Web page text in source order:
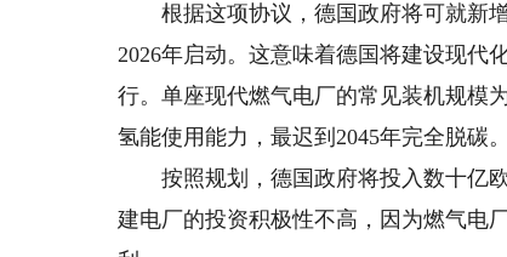
根据这项协议，德国政府将可就新增
2026年启动。这意味着德国将建设现代
行。单座现代燃气电厂的常见装机规模
氢能使用能力，最迟到2045年完全脱碳。
按照规划，德国政府将投入数十亿欧
建电厂的投资积极性不高，因为燃气电